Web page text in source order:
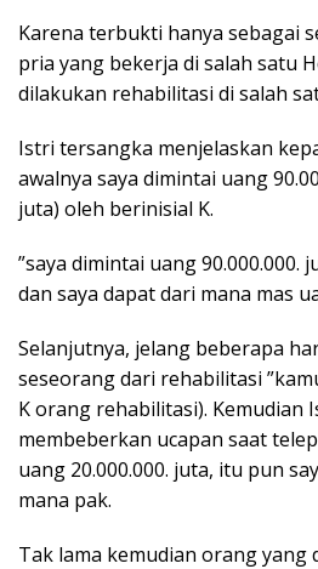
Karena terbukti hanya sebagai
pria yang bekerja di salah satu
dilakukan rehabilitasi di salah
Istri tersangka menjelaskan
awalnya saya dimintai uang
juta) oleh berinisial K.
”saya dimintai uang 90.000.000.
dan saya dapat dari mana mas
Selanjutnya, jelang beberapa
seseorang dari rehabilitasi
K orang rehabilitasi). Kemudian
membeberkan ucapan saat
uang 20.000.000. juta, itu pun
mana pak.
Tak lama kemudian orang